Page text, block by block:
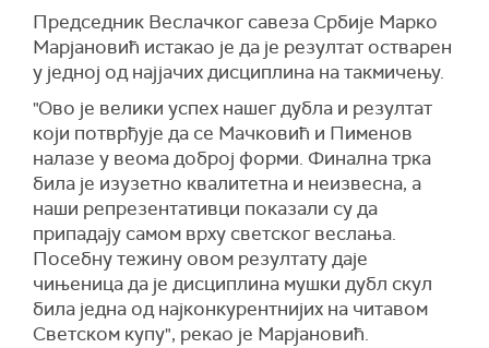
Председник Веслачког савеза Србије Марко
Марјановић истакао је да је резултат остварен
у једној од најјачих дисциплина на такмичењу.
"Ово је велики успех нашег дубла и резултат
који потврђује да се Мачковић и Пименов
налазе у веома доброј форми. Финална трка
била је изузетно квалитетна и неизвесна, а
наши репрезентативци показали су да
припадају самом врху светског веслања.
Посебну тежину овом резултату даје
чињеница да је дисциплина мушки дубл скул
била једна од најконкурентнијих на читавом
Светском купу", рекао је Марјановић.